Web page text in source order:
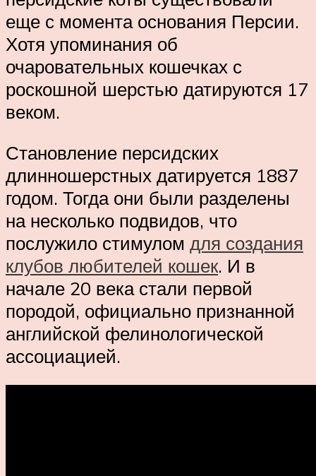
еще с момента основания Персии.
Хотя упоминания об
очаровательных кошечках с
роскошной шерстью датируются 17
веком.
Становление персидских
длинношерстных датируется 1887
годом. Тогда они были разделены
на несколько подвидов, что
послужило стимулом для создания
клубов любителей кошек. И в
начале 20 века стали первой
породой, официально признанной
английской фелинологической
ассоциацией.